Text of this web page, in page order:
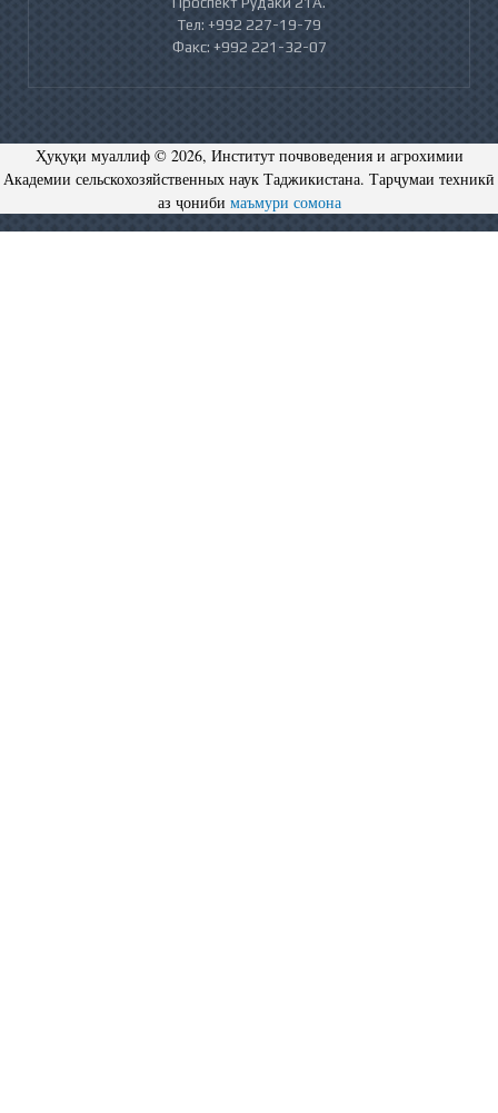
Тел: +992 227-19-79
Факс: +992 221-32-07
Ҳуқуқи муаллиф © 2026, Институт почвоведения и агрохимии
Академии сельскохозяйственных наук Таджикистана. Тарҷумаи техникӣ
аз ҷониби маъмури сомона